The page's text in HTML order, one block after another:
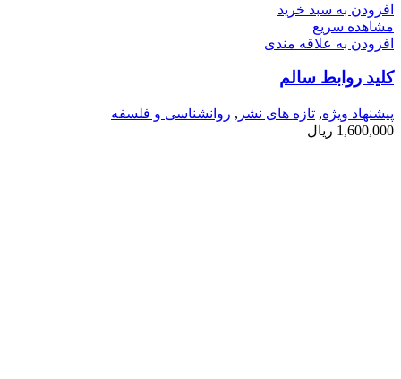
افزودن به سبد خرید
مشاهده سریع
افزودن به علاقه مندی
کلید روابط سالم
پیشنهاد ویژه, تازه های نشر , روانشناسی و فلسفه
1,600,000 ریال